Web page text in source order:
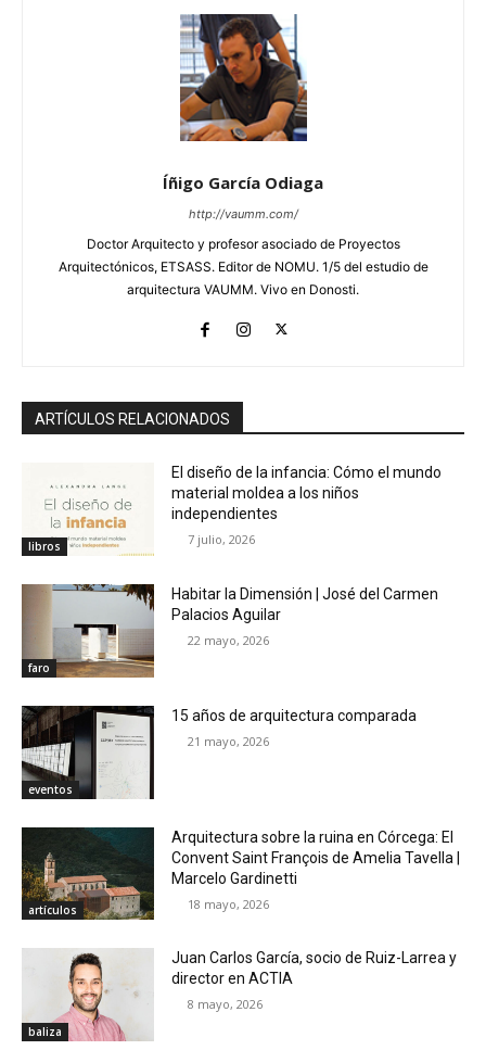
Íñigo García Odiaga
http://vaumm.com/
Doctor Arquitecto y profesor asociado de Proyectos
Arquitectónicos, ETSASS. Editor de NOMU. 1/5 del estudio de
arquitectura VAUMM. Vivo en Donosti.
ARTÍCULOS RELACIONADOS
libros
El diseño de la infancia: Cómo el mundo
material moldea a los niños
independientes
7 julio, 2026
faro
Habitar la Dimensión | José del Carmen
Palacios Aguilar
22 mayo, 2026
eventos
15 años de arquitectura comparada
21 mayo, 2026
artículos
Arquitectura sobre la ruina en Córcega: El
Convent Saint François de Amelia Tavella |
Marcelo Gardinetti
18 mayo, 2026
baliza
Juan Carlos García, socio de Ruiz-Larrea y
director en ACTIA
8 mayo, 2026